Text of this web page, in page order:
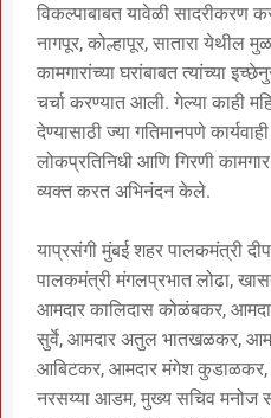
विकल्पाबाबत यावेळी सादरीकरण
नागपूर, कोल्हापूर, सातारा येथील
कामगारांच्या घरांबाबत त्यांच्या
चर्चा करण्यात आली. गेल्या काही
देण्यासाठी ज्या गतिमानपणे
लोकप्रतिनिधी आणि गिरणी
व्यक्त करत अभिनंदन केले.
याप्रसंगी मुंबई शहर पालकमंत्री
पालकमंत्री मंगलप्रभात लोढा,
आमदार कालिदास कोळंबकर,
सुर्वे, आमदार अतुल भातखळकर,
आबिटकर, आमदार मंगेश कुडाळकर,
नरसय्या आडम, मुख्य सचिव मनोज